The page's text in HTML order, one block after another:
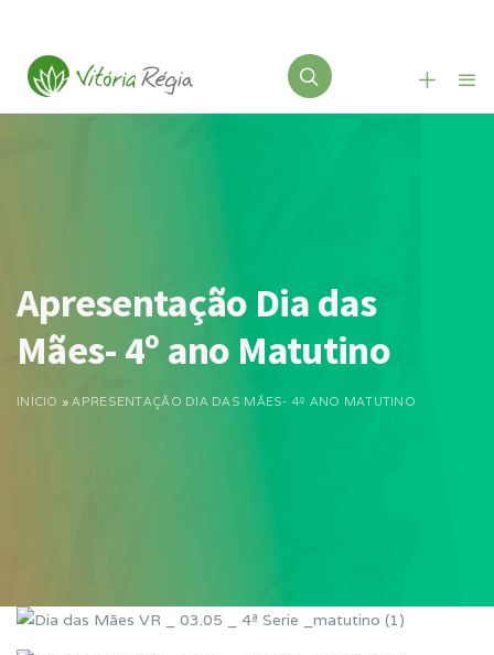
Apresentação Dia das
Mães- 4º ano Matutino
INÍCIO »APRESENTAÇÃO DIA DAS MÃES- 4º ANO MATUTINO